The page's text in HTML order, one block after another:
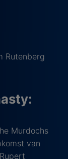
Rutenberg
Murdochs
van